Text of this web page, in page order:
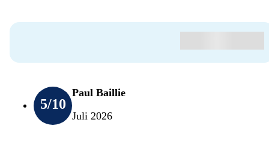
5/10
Paul Baillie
Juli 2026